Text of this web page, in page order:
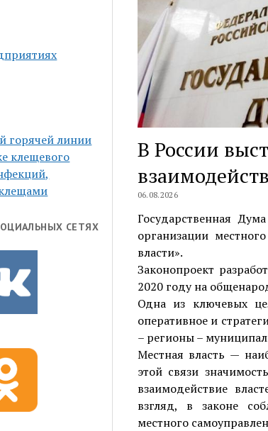
горячей линии
клещевого
СЕТЯХ
В России
06.08.2026
Государственная
организации
власти».
Законопроект
2020 году на
Одна из ключевых
оперативное и
– регионы –
Местная власть —
этой связи
взаимодействие
взгляд, в законе
местного